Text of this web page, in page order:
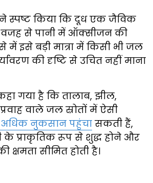
ने स्पष्ट किया कि दूध एक जैविक
वजह से पानी में ऑक्सीजन की
में इसे बड़ी मात्रा में किसी भी जल
की दृष्टि से उचित नहीं माना
गया है कि तालाब, झील,
वाले जल स्रोतों में ऐसी
नुकसान पहुंचा सकती हैं,
के प्राकृतिक रूप से शुद्ध होने और
क्षमता सीमित होती है।